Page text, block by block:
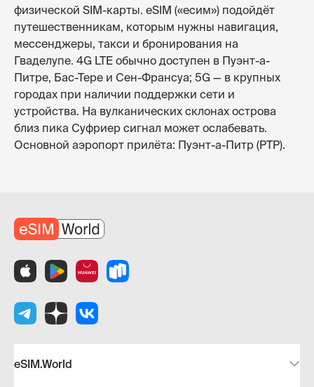
физической SIM-карты. eSIM («есим») подойдёт
путешественникам, которым нужны навигация,
мессенджеры, такси и бронирования на
Гваделупе. 4G LTE обычно доступен в Пуэнт-а-
Питре, Бас-Тере и Сен-Франсуа; 5G — в крупных
городах при наличии поддержки сети и
устройства. На вулканических склонах острова
близ пика Суфриер сигнал может ослабевать.
Основной аэропорт прилёта: Пуэнт-а-Питр (PTP).
eSIM.World